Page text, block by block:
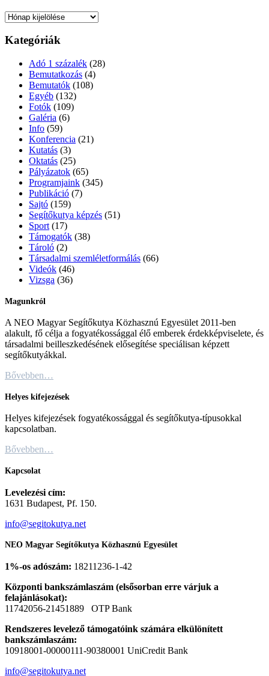
Archívum
Kategóriák
Adó 1 százalék (28)
Bemutatkozás (4)
Bemutatók (108)
Egyéb (132)
Fotók (109)
Galéria (6)
Info (59)
Konferencia (21)
Kutatás (3)
Oktatás (25)
Pályázatok (65)
Programjaink (345)
Publikáció (7)
Sajtó (159)
Segítőkutya képzés (51)
Sport (17)
Támogatók (38)
Tároló (2)
Társadalmi szemléletformálás (66)
Videók (46)
Vizsga (36)
Magunkról
A NEO Magyar Segítőkutya Közhasznú Egyesület 2011-ben
alakult, fő célja a fogyatékossággal élő emberek érdekképviselete, és
társadalmi beilleszkedésének elősegítése speciálisan képzett
segítőkutyákkal.
Bővebben…
Helyes kifejezések
Helyes kifejezések fogyatékossággal és segítőkutya-típusokkal
kapcsolatban.
Bővebben…
Kapcsolat
Levelezési cím:
1631 Budapest, Pf. 150.
info@segitokutya.net
NEO Magyar Segítőkutya Közhasznú Egyesület
1%-os adószám: 18211236-1-42
Központi bankszámlaszám (elsősorban erre várjuk a
felajánlásokat):
11742056-21451889 OTP Bank
Rendszeres levelező támogatóink számára elkülönített
bankszámlaszám:
10918001-00000111-90380001 UniCredit Bank
info@segitokutya.net